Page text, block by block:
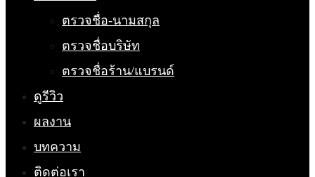
ตรวจชื่อ-นามสกุล
ตรวจชื่อบริษัท
ตรวจชื่อร้าน/แบรนด์
ดูรีวิว
ผลงาน
บทความ
ติดต่อเรา